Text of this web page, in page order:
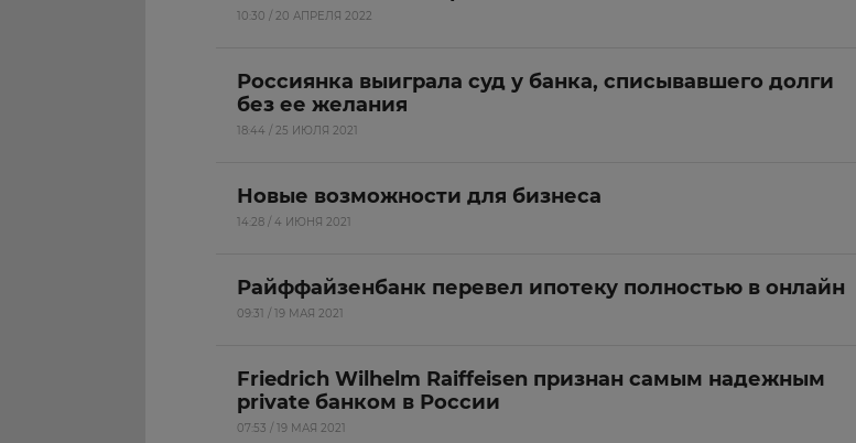
10:30 / 20 АПРЕЛЯ 2022
Россиянка выиграла суд у банка, списывавшего долги
без ее желания
18:44 / 25 ИЮЛЯ 2021
Новые возможности для бизнеса
14:28 / 4 ИЮНЯ 2021
Райффайзенбанк перевел ипотеку полностью в онлайн
09:31 / 19 МАЯ 2021
Friedrich Wilhelm Raiffeisen признан самым надежным
private банком в России
07:53 / 19 МАЯ 2021